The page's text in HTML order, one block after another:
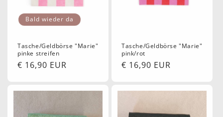
Bald wieder da
Tasche/Geldbörse "Marie"
pinke streifen
Normaler
€ 16,90 EUR
Tasche/Geldbörse "Marie"
pink/rot
Normaler
€ 16,90 EUR